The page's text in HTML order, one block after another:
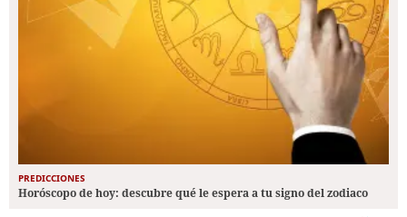
PREDICCIONES
Horóscopo de hoy: descubre qué le espera a tu signo del zodiaco